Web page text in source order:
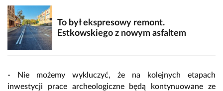
To był ekspresowy remont.
Estkowskiego z nowym asfaltem
- Nie możemy wykluczyć, że na kolejnych etapach
inwestycji prace archeologiczne będą kontynuowane ze